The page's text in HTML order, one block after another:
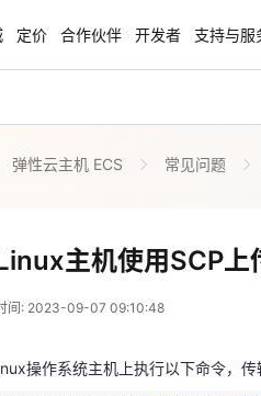
版OpenClaw NEW
解决方案
业务扬帆出海，通达全球！
定价 合作伙伴 开发者 支持与服
弹性云主机 ECS 常见问题
主机使用SCP
间: 2023-09-07 09:10:48
09-07 01:10:48
操作系统主机上执行以下命令，传
操作系统主机上执行以下命令，传